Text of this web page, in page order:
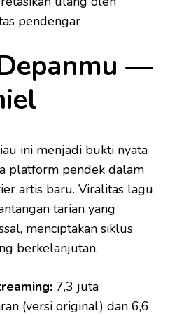
pendengar
—
ini menjadi bukti nyata
platform pendek dalam
artis baru. Viralitas lagu
tarian yang
menciptakan siklus
berkelanjutan.
7,3 juta
(versi original) dan 6,6